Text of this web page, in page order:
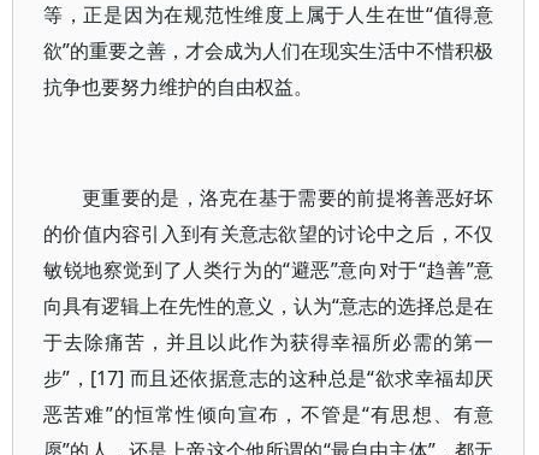
等，正是因为在规范性维度上属于人生在世“值得意
欲”的重要之善，才会成为人们在现实生活中不惜积极
抗争也要努力维护的自由权益。
更重要的是，洛克在基于需要的前提将善恶好坏
的价值内容引入到有关意志欲望的讨论中之后，不仅
敏锐地察觉到了人类行为的“避恶”意向对于“趋善”意
向具有逻辑上在先性的意义，认为“意志的选择总是在
于去除痛苦，并且以此作为获得幸福所必需的第一
步”，[17] 而且还依据意志的这种总是“欲求幸福却厌
恶苦难”的恒常性倾向宣布，不管是“有思想、有意